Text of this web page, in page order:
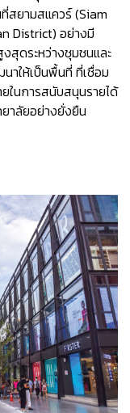
สยามสแควร์ (Siam
District) อย่างมี
สุดระหว่างชุมชนและ
ให้เป็นพื้นที่ ที่เชื่อม
ในการสนับสนุนรายได้
าลัยอย่างยั่งยืน